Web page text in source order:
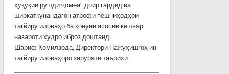
ҳуқуқии рушди ҷомеа” доир гардид ва
ширкаткунандагон атрофи пешниҳодҳои
тағйиру иловаҳо ба қонуни асосии кишвар
назароти худро иброз доштанд.
Шариф Комилзода, Директори Пажуҳишгоҳ ин
тағйиру иловаҳоро зарурати таърихӣ